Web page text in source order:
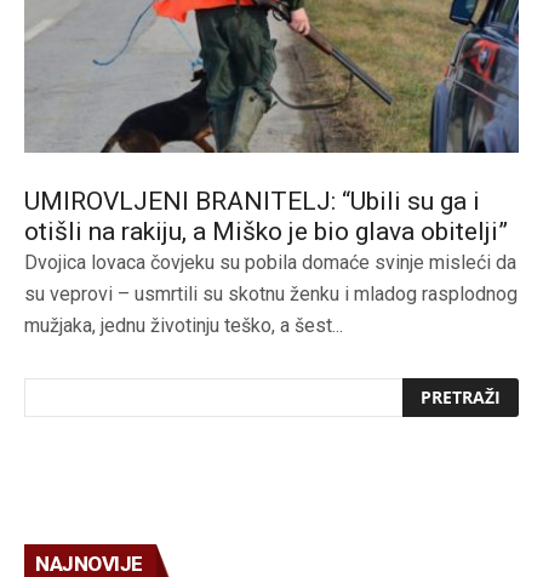
UMIROVLJENI BRANITELJ: “Ubili su ga i
otišli na rakiju, a Miško je bio glava obitelji”
Dvojica lovaca čovjeku su pobila domaće svinje misleći da
su veprovi – usmrtili su skotnu ženku i mladog rasplodnog
mužjaka, jednu životinju teško, a šest...
NAJNOVIJE